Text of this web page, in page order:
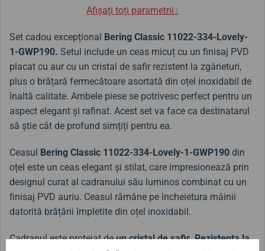
Afișați toți parametrii↓
Set cadou excepțional Bering Classic 11022-334-Lovely-
1-GWP190. Setul include un ceas micuț cu un finisaj PVD
placat cu aur cu un cristal de safir rezistent la zgârieturi,
plus o brățară fermecătoare asortată din oțel inoxidabil de
înaltă calitate. Ambele piese se potrivesc perfect pentru un
aspect elegant și rafinat. Acest set va face ca destinatarul
să știe cât de profund simțiți pentru ea.
Ceasul Bering Classic 11022-334-Lovely-1-GWP190 din
oțel este un ceas elegant și stilat, care impresionează prin
designul curat al cadranului său luminos combinat cu un
finisaj PVD auriu. Ceasul rămâne pe încheietura mâinii
datorită brățării împletite din oțel inoxidabil.
Cadranul este protejat deun cristal de safir.Rezistența la